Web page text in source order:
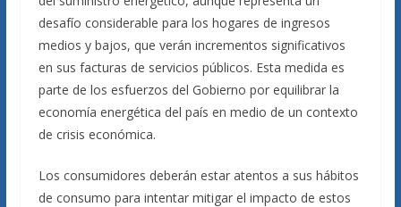
desafío considerable para los hogares de ingresos
medios y bajos, que verán incrementos significativos
en sus facturas de servicios públicos. Esta medida es
parte de los esfuerzos del Gobierno por equilibrar la
economía energética del país en medio de un contexto
de crisis económica.
Los consumidores deberán estar atentos a sus hábitos
de consumo para intentar mitigar el impacto de estos